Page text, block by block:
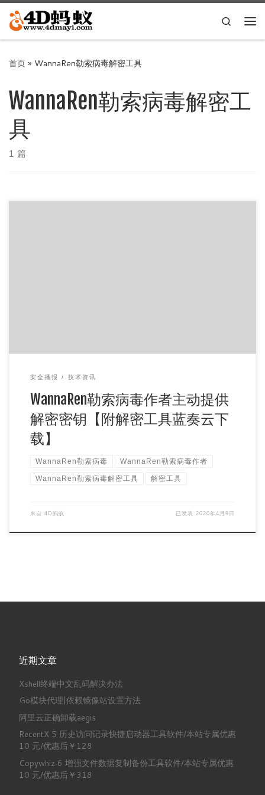
Skip to content
Search
首页» WannaRen勒索病毒解密工具
WannaRen勒索病毒解密工
具
1 篇
安全播报 技术资讯
WannaRen勒索病毒作者主动提供
解密密钥【附解密工具蓝奏云下
载】
WannaRen勒索病毒 WannaRen勒索病毒作者
WannaRen勒索病毒解密工具 解密工具
来自 4D蚂蚁 已发表2020年4月9日
近期文章
Xshell终端中文乱码解决办法
Go模块代理|依赖镜像站设置方法
阿里云正确卸载aegis
RecentX 5 历史访问记录快捷启动器工具软件/本站专属优惠
10 元/优惠后￥128
Copywhiz 6 增强文件数据复制备份工具软件/本站专属优惠
10 元/优惠后￥318